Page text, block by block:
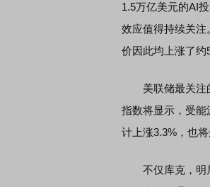
1.5万亿美元的AI
效应值得持续关注
价因此均上涨了约
美联储最关注的
指数将显示，受能
计上涨3.3%，也
不仅库克，明尼